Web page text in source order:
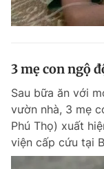
3 mẹ con ngộ
Sau bữa ăn với
vườn nhà, 3 mẹ
Phú Thọ) xuất
viện cấp cứu tại